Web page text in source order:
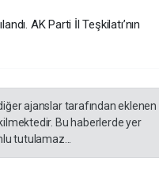
AK Parti İl Teşkilatı’nın
ajanslar tarafından eklenen
Bu haberlerde yer
tutulamaz...